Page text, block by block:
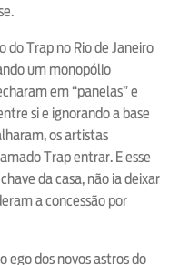
do Trap no Rio de Janeiro
um monopólio
em “panelas” e
si e ignorando a base
os artistas
Trap entrar. E esse
da casa, não ia deixar
a concessão por
ego dos novos astros do